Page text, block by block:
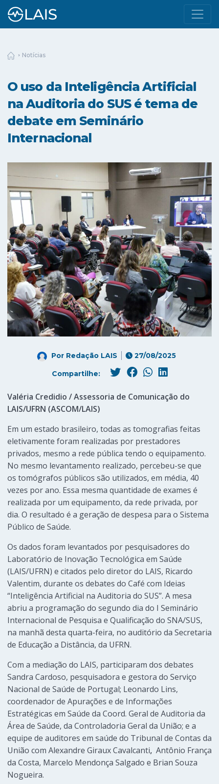
Notícias
O uso da Inteligência Artificial
na Auditoria do SUS é tema de
debate em Seminário
Internacional
Por Redação LAIS 27/08/2025
Compartilhe:
Valéria Credidio / Assessoria de Comunicação do
LAIS/UFRN (ASCOM/LAIS)
Em um estado brasileiro, todas as tomografias feitas
eletivamente foram realizadas por prestadores
privados, mesmo a rede pública tendo o equipamento.
No mesmo levantamento realizado, percebeu-se que
os tomógrafos públicos são utilizados, em média, 40
vezes por ano. Essa mesma quantidade de exames é
realizada por um equipamento, da rede privada, por
dia. O resultado é a geração de despesa para o Sistema
Público de Saúde.
Os dados foram levantados por pesquisadores do
Laboratório de Inovação Tecnológica em Saúde
(LAIS/UFRN) e citados pelo diretor do LAIS, Ricardo
Valentim, durante os debates do Café com Ideias
“Inteligência Artificial na Auditoria do SUS”. A mesa
abriu a programação do segundo dia do I Seminário
Internacional de Pesquisa e Qualificação do SNA/SUS,
na manhã desta quarta-feira, no auditório da Secretaria
de Educação a Distância, da UFRN.
Com a mediação do LAIS, participaram dos debates
Sandra Cardoso, pesquisadora e gestora do Serviço
Nacional de Saúde de Portugal; Leonardo Lins,
coordenador de Apurações e de Informações
Estratégicas em Saúde da Coord. Geral de Auditoria da
Área de Saúde, da Controladoria Geral da União; e a
equipe de auditores em saúde do Tribunal de Contas da
União com Alexandre Giraux Cavalcanti, Antônio França
da Costa, Marcelo Mendonça Salgado e Brian Souza
Nogueira.